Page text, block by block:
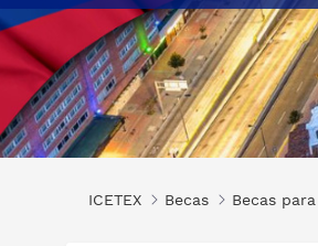
Becas del 50% para posgrados
ICETEX Becas Becas